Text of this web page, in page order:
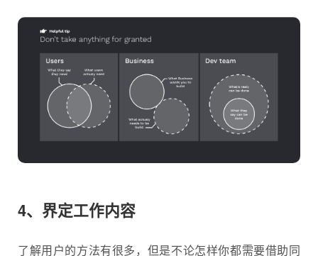
4、界定工作内容
了解用户的方法有很多，但是不论怎样你都需要借助同